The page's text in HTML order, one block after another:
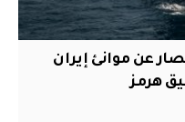
عن موانئ إيران
هرمز